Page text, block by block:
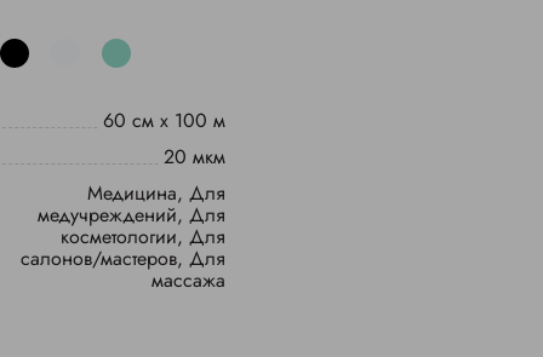
60 см х 100 м
20 мкм
Медицина, Для
медучреждений, Для
косметологии, Для
салонов/мастеров, Для
массажа